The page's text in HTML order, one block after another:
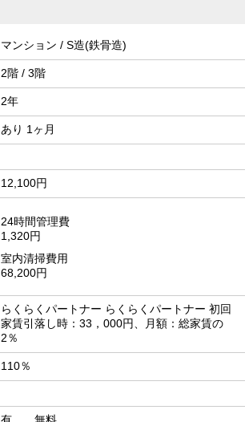
マンション / S造(鉄骨造)
2階 / 3階
2年
あり 1ヶ月
12,100円
24時間管理費
1,320円
室内清掃費用
68,200円
らくらくパートナー らくらくパートナー 初回
家賃引落し時：33，000円、月額：総家賃の
2％
110％